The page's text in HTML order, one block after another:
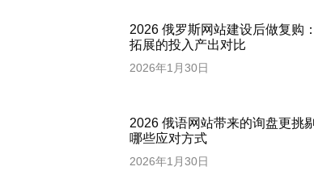
2026 俄罗斯网站建设后做复购
拓展的投入产出对比
2026年1月30日
2026 俄语网站带来的询盘更挑
哪些应对方式
2026年1月30日